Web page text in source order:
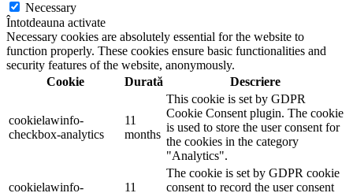
Necessary
Întotdeauna activate
Necessary cookies are absolutely essential for the website to
function properly. These cookies ensure basic functionalities and
security features of the website, anonymously.
Cookie
Durată Descriere
cookielawinfo-
checkbox-analytics
11
months
This cookie is set by GDPR
Cookie Consent plugin. The cookie
is used to store the user consent for
the cookies in the category
"Analytics".
cookielawinfo-
11
The cookie is set by GDPR cookie
consent to record the user consent